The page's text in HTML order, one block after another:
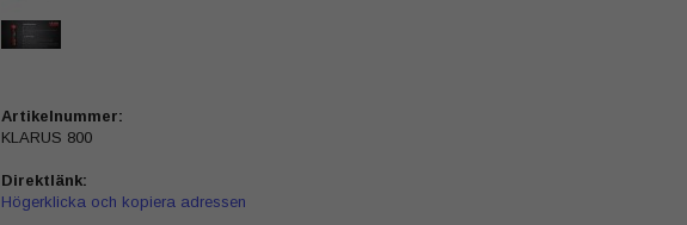
Artikelnummer:
KLARUS 800
Direktlänk:
Högerklicka och kopiera adressen